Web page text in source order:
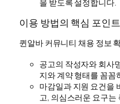
을 받도록 설정합니다.
이용 방법의 핵심 포인트
퀸알바 커뮤니티 채용 정보
공고의 작성자와 회사
지와 계약 형태를 꼼꼼
마감일과 지원 요건을
고, 의심스러운 요구는